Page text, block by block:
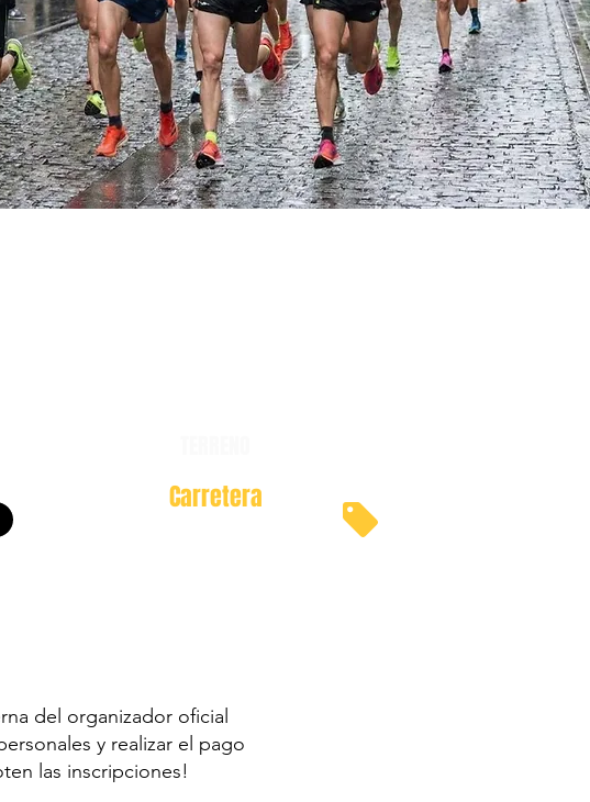
Carretera
del organizador oficial
y realizar el pago
las inscripciones!